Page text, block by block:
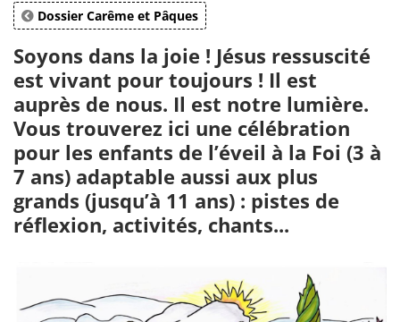
Dossier Carême et Pâques
Soyons dans la joie ! Jésus ressuscité
est vivant pour toujours ! Il est
auprès de nous. Il est notre lumière.
Vous trouverez ici une célébration
pour les enfants de l’éveil à la Foi (3 à
7 ans) adaptable aussi aux plus
grands (jusqu’à 11 ans) : pistes de
réflexion, activités, chants...